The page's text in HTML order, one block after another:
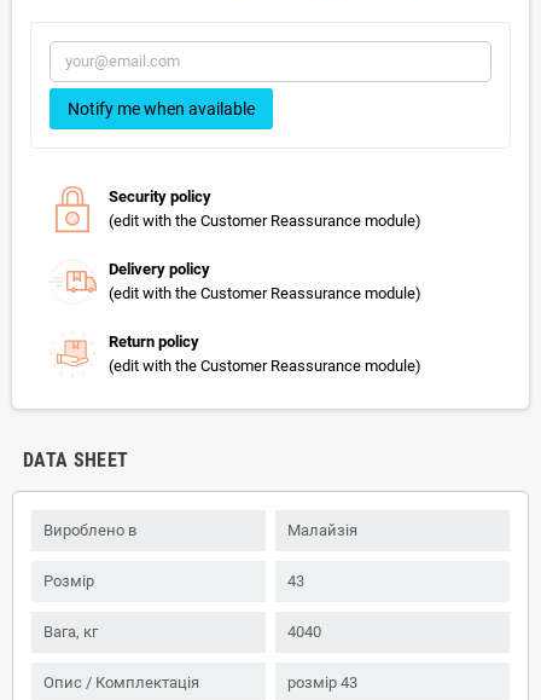
Notify me when available
Security policy
(edit with the Customer Reassurance module)
Delivery policy
(edit with the Customer Reassurance module)
Return policy
(edit with the Customer Reassurance module)
DATA SHEET
Вироблено в Малайзія
Розмір 43
Вага, кг 4040
Опис / Комплектація розмір 43